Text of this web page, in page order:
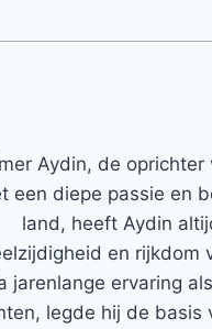
Aydin, de
een diepe passie en
land, heeft Aydin
en rijkdom
jarenlange ervaring
legde hij de basis